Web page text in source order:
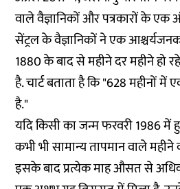
वाले वैज्ञानिकों और पत्रकारों के एक
सेंट्रल के वैज्ञानिकों ने एक आश्चर्यजनक
1880 के बाद से महीने दर महीने हो रहे
है. चार्ट बताता है कि "628 महीनों में
है."
यदि किसी का जन्म फरवरी 1986
कभी भी सामान्य तापमान वाले
इसके बाद प्रत्येक माह औसत से